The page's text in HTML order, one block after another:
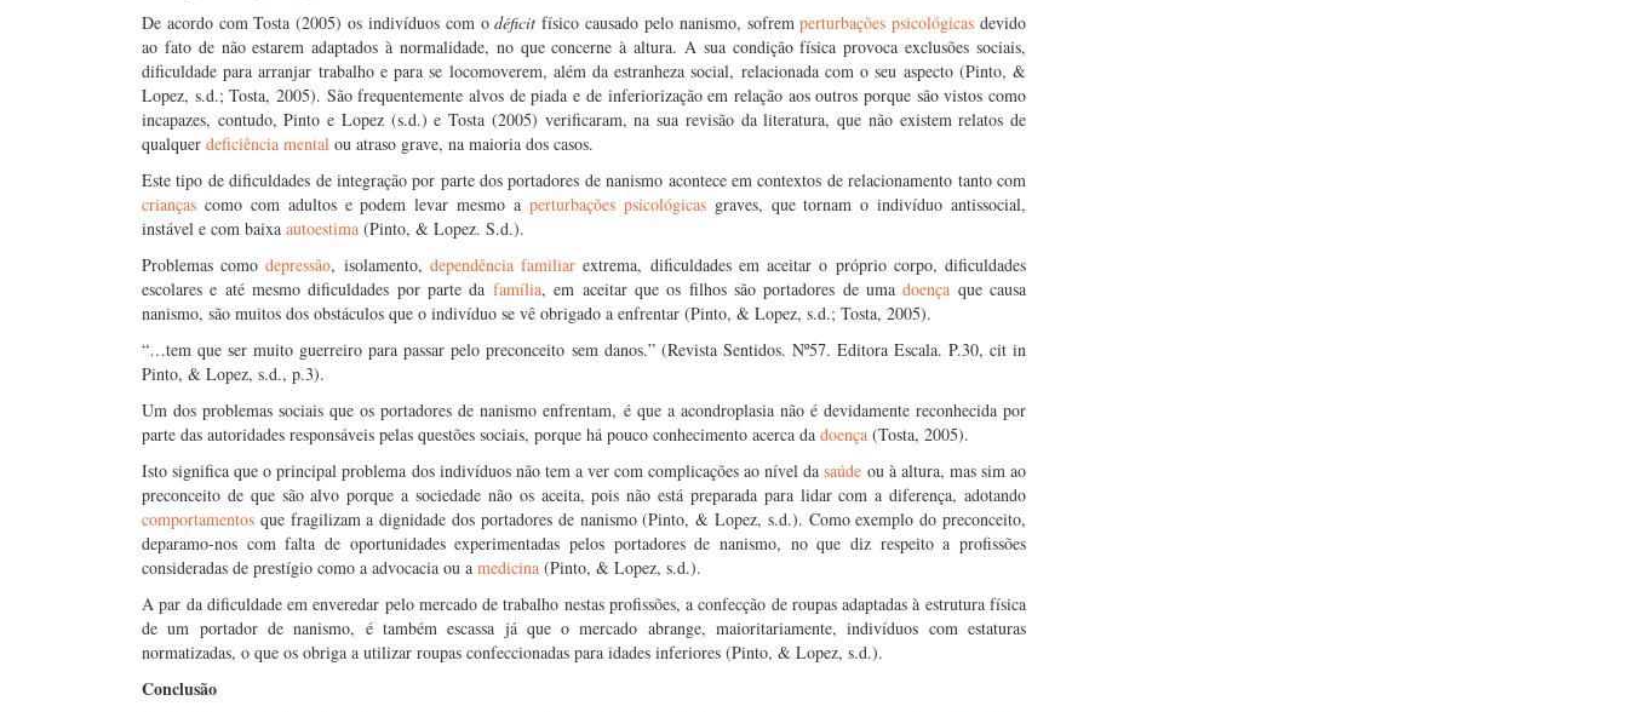
De acordo com Tosta (2005) os indivíduos com odéficit físico causado pelo nanismo, sofremperturbações psicológicas devido
ao fato de não estarem adaptados à normalidade, no que concerne à altura. A sua condição física provoca exclusões sociais,
dificuldade para arranjar trabalho e para se locomoverem, além da estranheza social, relacionada com o seu aspecto (Pinto, &
Lopez, s.d.; Tosta, 2005). São frequentemente alvos de piada e de inferiorização em relação aos outros porque são vistos como
incapazes, contudo, Pinto e Lopez (s.d.) e Tosta (2005) verificaram, na sua revisão da literatura, que não existem relatos de
qualquer deficiência mental ou atraso grave, na maioria dos casos.
Este tipo de dificuldades de integração por parte dos portadores de nanismo acontece em contextos de relacionamento tanto com
crianças como com adultos e podem levar mesmo a perturbações psicológicasgraves, que tornam o indivíduo antissocial,
instável e com baixa autoestima (Pinto, & Lopez. S.d.).
Problemas comodepressão, isolamento, dependência familiar extrema, dificuldades em aceitar o próprio corpo, dificuldades
escolares e até mesmo dificuldades por parte da família, em aceitar que os filhos são portadores de umadoença que causa
nanismo, são muitos dos obstáculos que o indivíduo se vê obrigado a enfrentar (Pinto, & Lopez, s.d.; Tosta, 2005).
“…tem que ser muito guerreiro para passar pelo preconceito sem danos.” (Revista Sentidos. Nº57. Editora Escala. P.30, cit in
Pinto, & Lopez, s.d., p.3).
Um dos problemas sociais que os portadores de nanismo enfrentam, é que a acondroplasia não é devidamente reconhecida por
parte das autoridades responsáveis pelas questões sociais, porque há pouco conhecimento acerca da doença (Tosta, 2005).
Isto significa que o principal problema dos indivíduos não tem a ver com complicações ao nível dasaúde ou à altura, mas sim ao
preconceito de que são alvo porque a sociedade não os aceita, pois não está preparada para lidar com a diferença, adotando
comportamentos que fragilizam a dignidade dos portadores de nanismo (Pinto, & Lopez, s.d.). Como exemplo do preconceito,
deparamo-nos com falta de oportunidades experimentadas pelos portadores de nanismo, no que diz respeito a profissões
consideradas de prestígio como a advocacia ou a medicina (Pinto, & Lopez, s.d.).
A par da dificuldade em enveredar pelo mercado de trabalho nestas profissões, a confecção de roupas adaptadas à estrutura física
de um portador de nanismo, é também escassa já que o mercado abrange, maioritariamente, indivíduos com estaturas
normatizadas, o que os obriga a utilizar roupas confeccionadas para idades inferiores (Pinto, & Lopez, s.d.).
Conclusão